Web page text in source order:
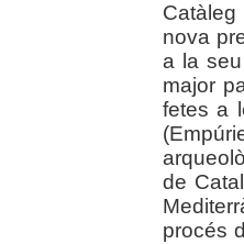
nova
a la
major
fetes a
de
procés